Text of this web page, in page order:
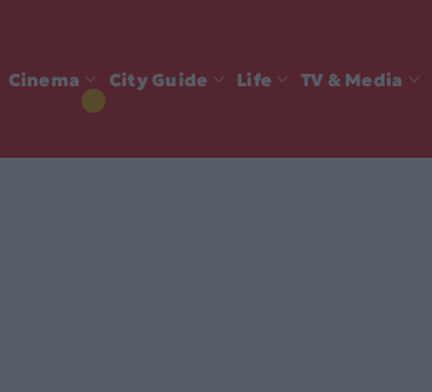
Cinema City Guide Life TV & Media